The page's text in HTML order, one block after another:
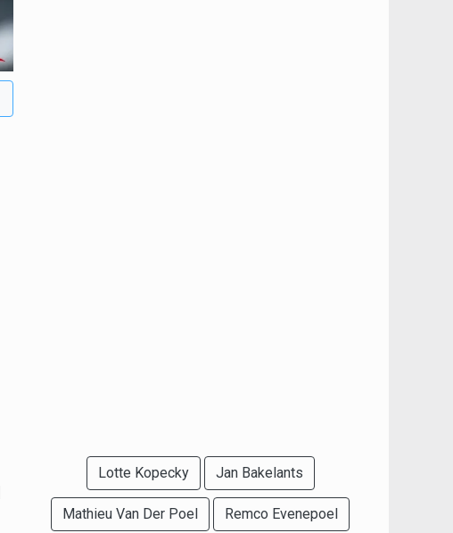
Lotte Kopecky Jan Bakelants
Mathieu Van Der Poel Remco Evenepoel